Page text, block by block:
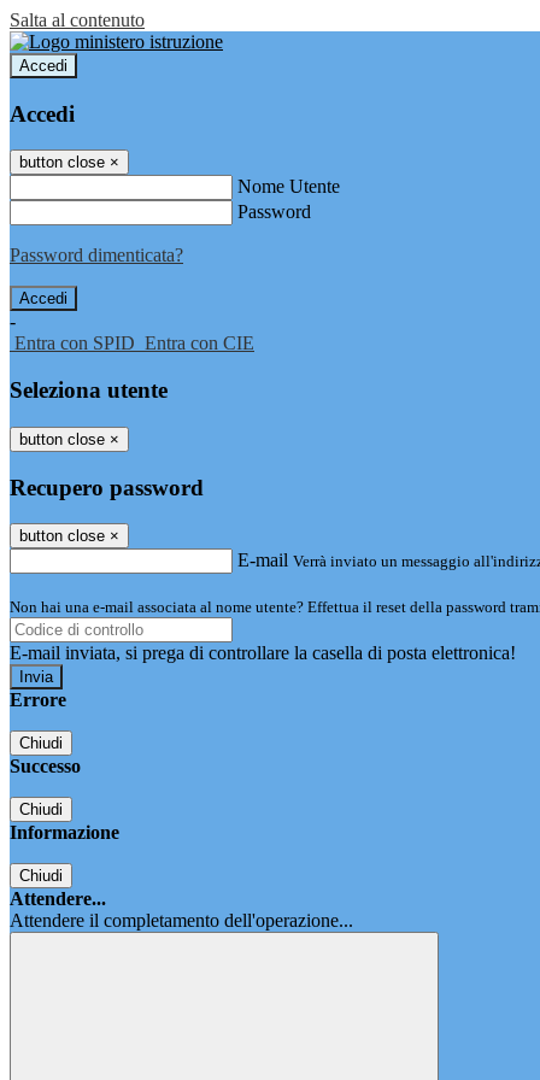
Salta al contenuto
Accedi
Accedi
button close ×
Nome Utente
Password
Password dimenticata?
-
Entra con SPID Entra con CIE
Seleziona utente
button close ×
Recupero password
button close ×
E-mail Verrà inviato un messaggio
Non hai una e-mail associata al nome utente? Effettua il reset della password
E-mail inviata, si prega di controllare la casella di posta elettronica!
Errore
Chiudi
Successo
Chiudi
Informazione
Chiudi
Attendere...
Attendere il completamento dell'operazione...